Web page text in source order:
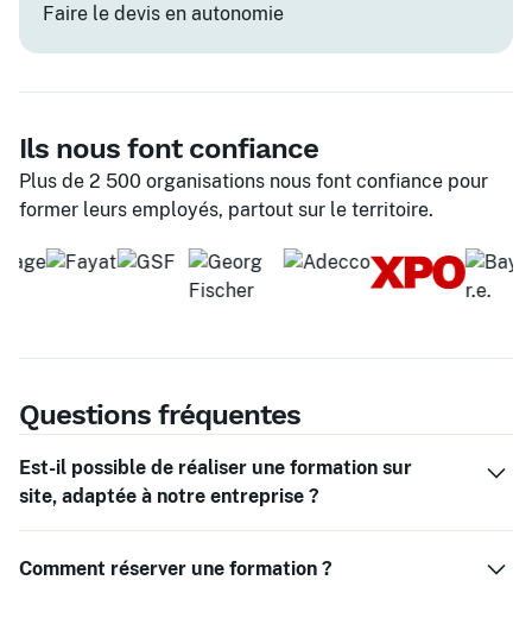
Faire le devis en autonomie
Ils nous font confiance
Plus de 2 500 organisations nous font confiance pour
former leurs employés, partout sur le territoire.
Questions fréquentes
Est-il possible de réaliser une formation sur
site, adaptée à notre entreprise ?
peuvent être dispensées directement sur votre lieu de
Comment réserver une formation ?